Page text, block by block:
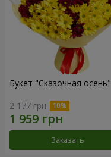
Букет "Сказочная осень"
2 177 грн
Заказать